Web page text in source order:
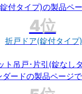
折戸ドア(錠付タイプ)